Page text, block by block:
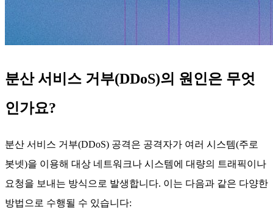
분산 서비스 거부(DDoS)의 원인은 무엇
인가요?
분산 서비스 거부(DDoS) 공격은 공격자가 여러 시스템(주로
봇넷)을 이용해 대상 네트워크나 시스템에 대량의 트래픽이나
요청을 보내는 방식으로 발생합니다. 이는 다음과 같은 다양한
방법으로 수행될 수 있습니다: